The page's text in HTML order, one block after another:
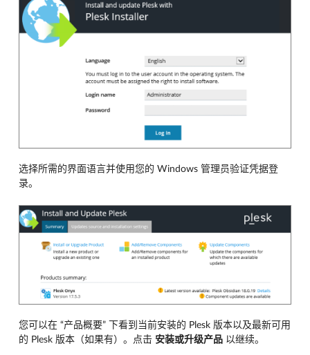
选择所需的界面语言并使用您的 Windows 管理员验证凭据登
录。
您可以在 “产品概要” 下看到当前安装的 Plesk 版本以及最新可用
的 Plesk 版本（如果有）。点击 安装或升级产品 以继续。